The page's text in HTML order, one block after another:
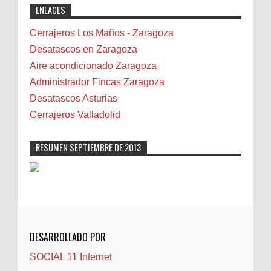
professional solutions. Highly recommended!"
Bicicletas
Bilbao
Biota
Camareta
Cáncer
Carmela Sauras
Carnavales
Castellón
Cerrajeros
Cocinas
Comentarios de la afición
ENLACES
Cerrajeros Los Maños - Zaragoza
Desatascos en Zaragoza
Aire acondicionado Zaragoza
Administrador Fincas Zaragoza
Desatascos Asturias
Cerrajeros Valladolid
RESUMEN SEPTIEMBRE DE 2013
DESARROLLADO POR
SOCIAL 11 Internet